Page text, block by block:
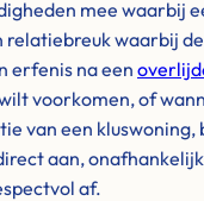
mee waarbij
relatiebreuk waarbij
erfenis na een
voorkomen, of
van een
aan,
af.